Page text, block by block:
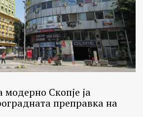
модерно Скопје ја
преправка на